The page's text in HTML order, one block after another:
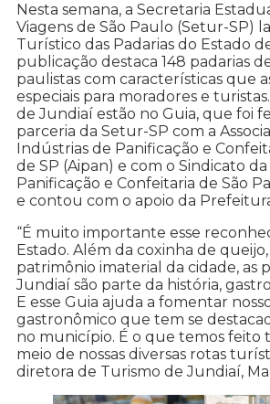
Nesta semana, a Secretaria
Viagens de São Paulo (Setur-SP)
Turístico das Padarias do Estado
publicação destaca 148 padarias
paulistas com características que
especiais para moradores e
de Jundiaí estão no Guia, que foi
parceria da Setur-SP com a
Indústrias de Panificação e
de SP (Aipan) e com o Sindicato
Panificação e Confeitaria de São
e contou com o apoio da
“É muito importante esse
Estado. Além da coxinha de
patrimônio imaterial da cidade, as
Jundiaí são parte da história,
E esse Guia ajuda a fomentar
gastronômico que tem se
no município. É o que temos feito
meio de nossas diversas rotas
diretora de Turismo de Jundiaí,